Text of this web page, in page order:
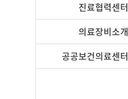
진료협력센터
의료장비소개
공공보건의료센터